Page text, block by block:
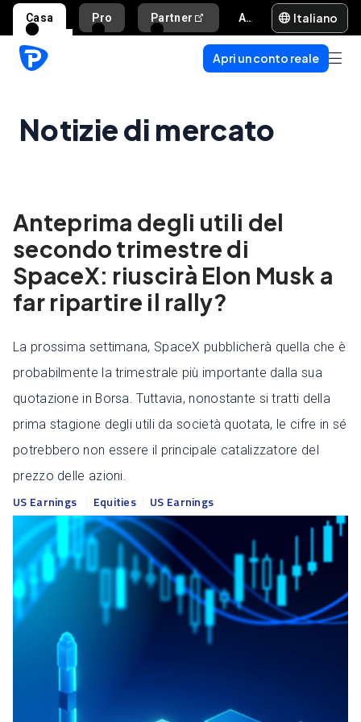
Casa Pro Partner Aiuto e supporto Italiano
Apri un conto reale
Notizie di mercato
Anteprima degli utili del
secondo trimestre di
SpaceX: riuscirà Elon Musk a
far ripartire il rally?
La prossima settimana, SpaceX pubblicherà quella che è
probabilmente la trimestrale più importante dalla sua
quotazione in Borsa. Tuttavia, nonostante si tratti della
prima stagione degli utili da società quotata, le cifre in sé
potrebbero non essere il principale catalizzatore del
prezzo delle azioni.
US Earnings Equities US Earnings